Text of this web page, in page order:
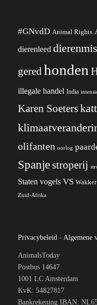
#GNvdD Animal Rights
dierenleed
gered honden
illegale handel India
Karen Soeters
olifanten oorlog
Spanjestroperij
Staten vogels VS
Zuid-Afrika
Privacybeleid - Algemene
AnimalsToday
Postbus 14647
1001 LC Amsterdam
KvK: 54827817
Bankrekening IBAN: